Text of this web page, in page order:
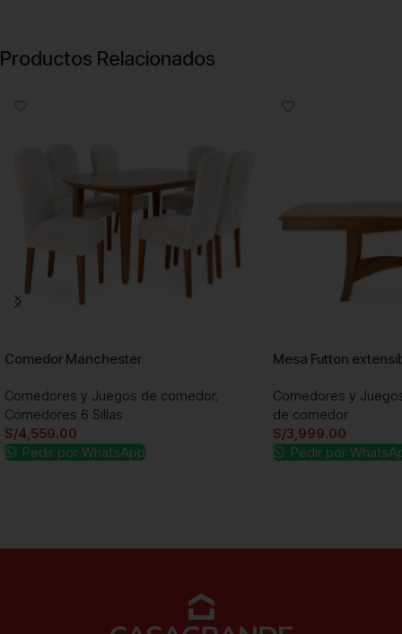
Productos Relacionados
Comedor Manchester
Comedores y Juegos de comedor,
Comedores 6 Sillas
S/4,559.00
Pedir por WhatsApp
Mesa Futton
Comedores y
de comedor
S/3,999.00
Pedir por